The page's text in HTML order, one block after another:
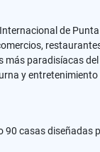
de
más paradisíacas del
y
90 casas diseñadas